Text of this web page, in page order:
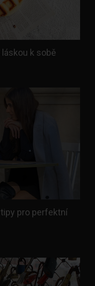
k sobě
pro perfektní